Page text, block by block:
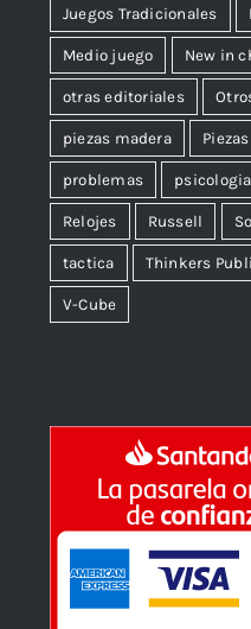
Juegos Tradicionales
Medio juego New in
otras editoriales
piezas madera
problemas psicologia
Relojes Russell
tactica Thinkers
V-Cube